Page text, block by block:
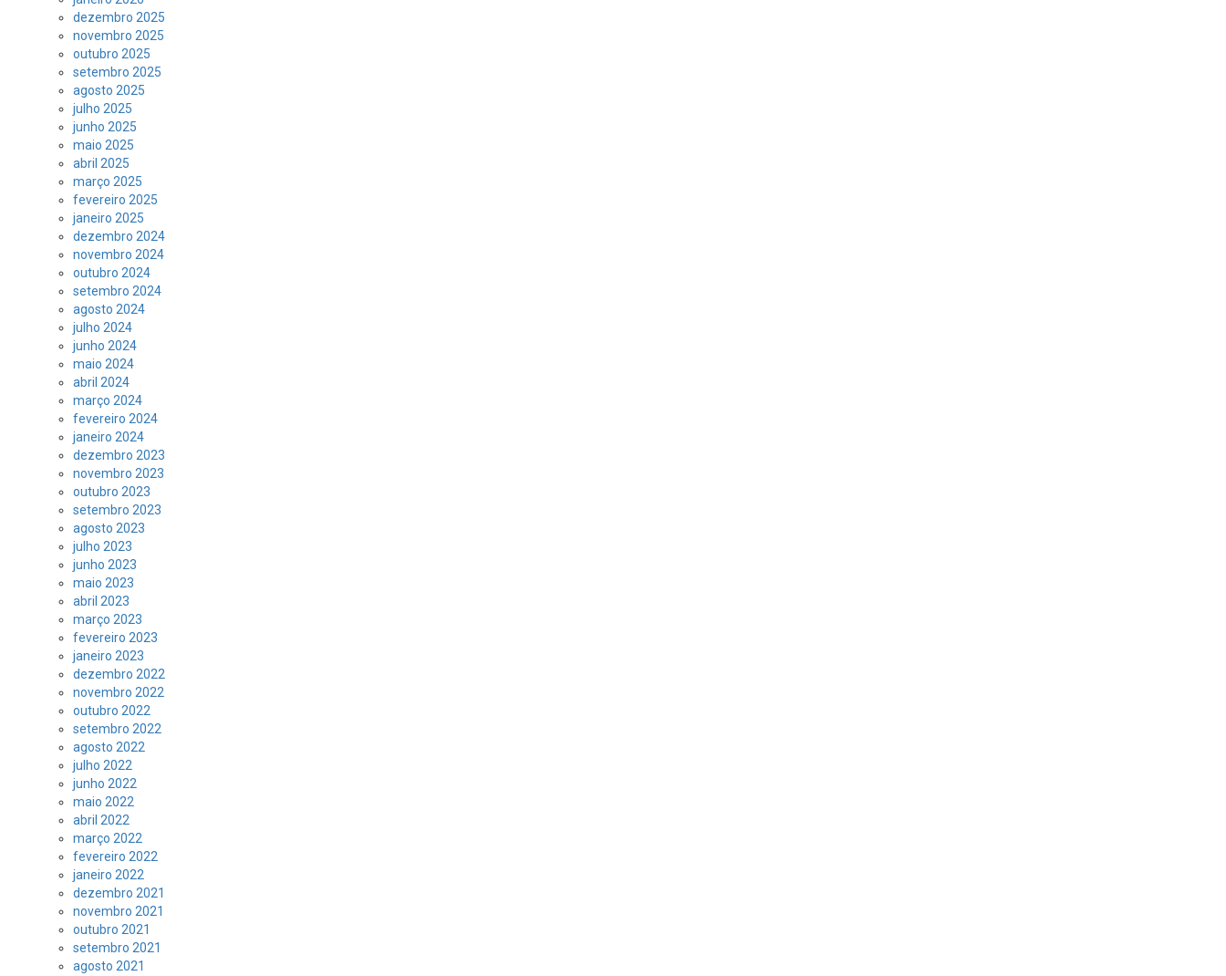
dezembro 2025
novembro 2025
outubro 2025
setembro 2025
agosto 2025
julho 2025
junho 2025
maio 2025
abril 2025
março 2025
fevereiro 2025
janeiro 2025
dezembro 2024
novembro 2024
outubro 2024
setembro 2024
agosto 2024
julho 2024
junho 2024
maio 2024
abril 2024
março 2024
fevereiro 2024
janeiro 2024
dezembro 2023
novembro 2023
outubro 2023
setembro 2023
agosto 2023
julho 2023
junho 2023
maio 2023
abril 2023
março 2023
fevereiro 2023
janeiro 2023
dezembro 2022
novembro 2022
outubro 2022
setembro 2022
agosto 2022
julho 2022
junho 2022
maio 2022
abril 2022
março 2022
fevereiro 2022
janeiro 2022
dezembro 2021
novembro 2021
outubro 2021
setembro 2021
agosto 2021